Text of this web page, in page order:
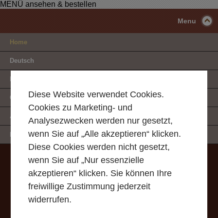
MENÜ ansehen & bestellen
Menu
Home
Deutsch
Gallery
Anfrage
Kontakt
Diese Website verwendet Cookies.
Cookies zu Marketing- und
Analysezwecken werden nur gesetzt,
wenn Sie auf „Alle akzeptieren“ klicken.
Diese Cookies werden nicht gesetzt,
wenn Sie auf „Nur essenzielle
akzeptieren“ klicken. Sie können Ihre
freiwillige Zustimmung jederzeit
widerrufen.